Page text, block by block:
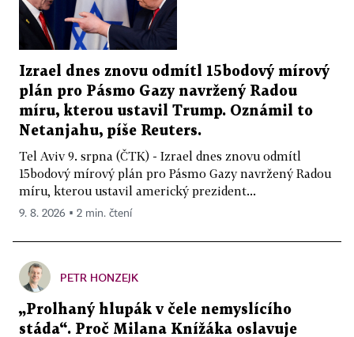
Izrael dnes znovu odmítl 15bodový mírový
plán pro Pásmo Gazy navržený Radou
míru, kterou ustavil Trump. Oznámil to
Netanjahu, píše Reuters.
Tel Aviv 9. srpna (ČTK) - Izrael dnes znovu odmítl
15bodový mírový plán pro Pásmo Gazy navržený Radou
míru, kterou ustavil americký prezident...
9. 8. 2026 ▪ 2 min. čtení
PETR HONZEJK
„Prolhaný hlupák v čele nemyslícího
stáda“. Proč Milana Knížáka oslavuje